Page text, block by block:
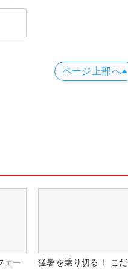
ページ上部へ
ェー
猛暑を乗り切る！ こだ